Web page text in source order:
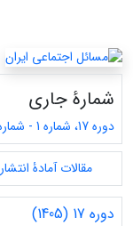
شمارۀ جاری
دوره 17، شماره 1 - شماره پیاپی 44، بهار 1405
مقالات آمادۀ انتشار
دوره 17 (1405)